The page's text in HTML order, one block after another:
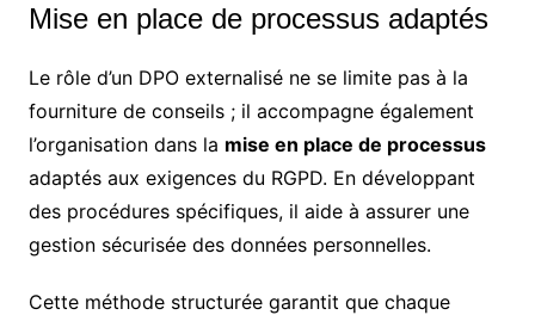
Mise en place de processus adaptés
Le rôle d’un DPO externalisé ne se limite pas à la
fourniture de conseils ; il accompagne également
l’organisation dans la mise en place de processus
adaptés aux exigences du RGPD. En développant
des procédures spécifiques, il aide à assurer une
gestion sécurisée des données personnelles.
Cette méthode structurée garantit que chaque